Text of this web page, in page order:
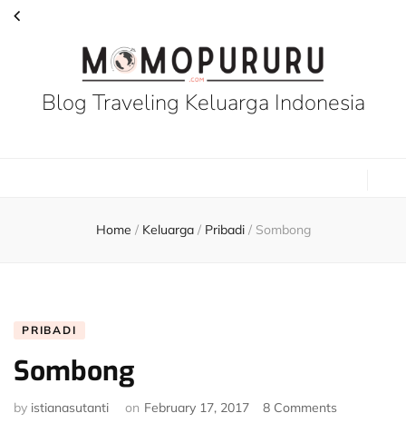
Blog Traveling Keluarga Indonesia
Home / Keluarga / Pribadi / Sombong
PRIBADI
Sombong
by istianasutanti on February 17, 2017 8 Comments